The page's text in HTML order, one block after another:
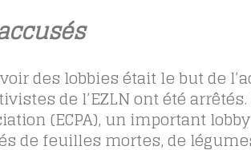
des lobbies était le but de
de l’EZLN ont été
(ECPA), un important
de feuilles mortes, de